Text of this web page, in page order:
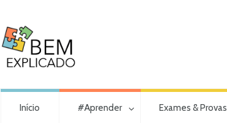
Início #Aprender Exames & Provas